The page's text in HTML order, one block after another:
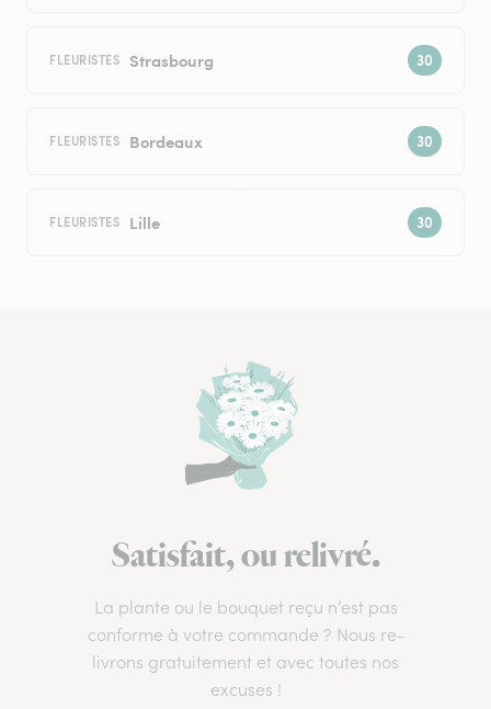
FLEURISTES Strasbourg
FLEURISTES Bordeaux
FLEURISTES Lille
Satisfait, ou relivré.
La plante ou le bouquet reçu n’est pas
conforme à votre commande ? Nous re-
livrons gratuitement et avec toutes nos
excuses !